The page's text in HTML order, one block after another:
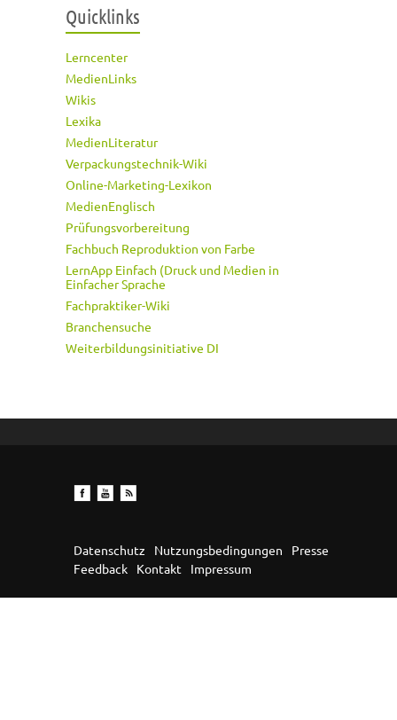
Quicklinks
Lerncenter
MedienLinks
Wikis
Lexika
MedienLiteratur
Verpackungstechnik-Wiki
Online-Marketing-Lexikon
MedienEnglisch
Prüfungsvorbereitung
Fachbuch Reproduktion von Farbe
LernApp Einfach (Druck und Medien in
Einfacher Sprache
Fachpraktiker-Wiki
Branchensuche
Weiterbildungsinitiative DI
Datenschutz Nutzungsbedingungen
Presse
Feedback
Kontakt Impressum